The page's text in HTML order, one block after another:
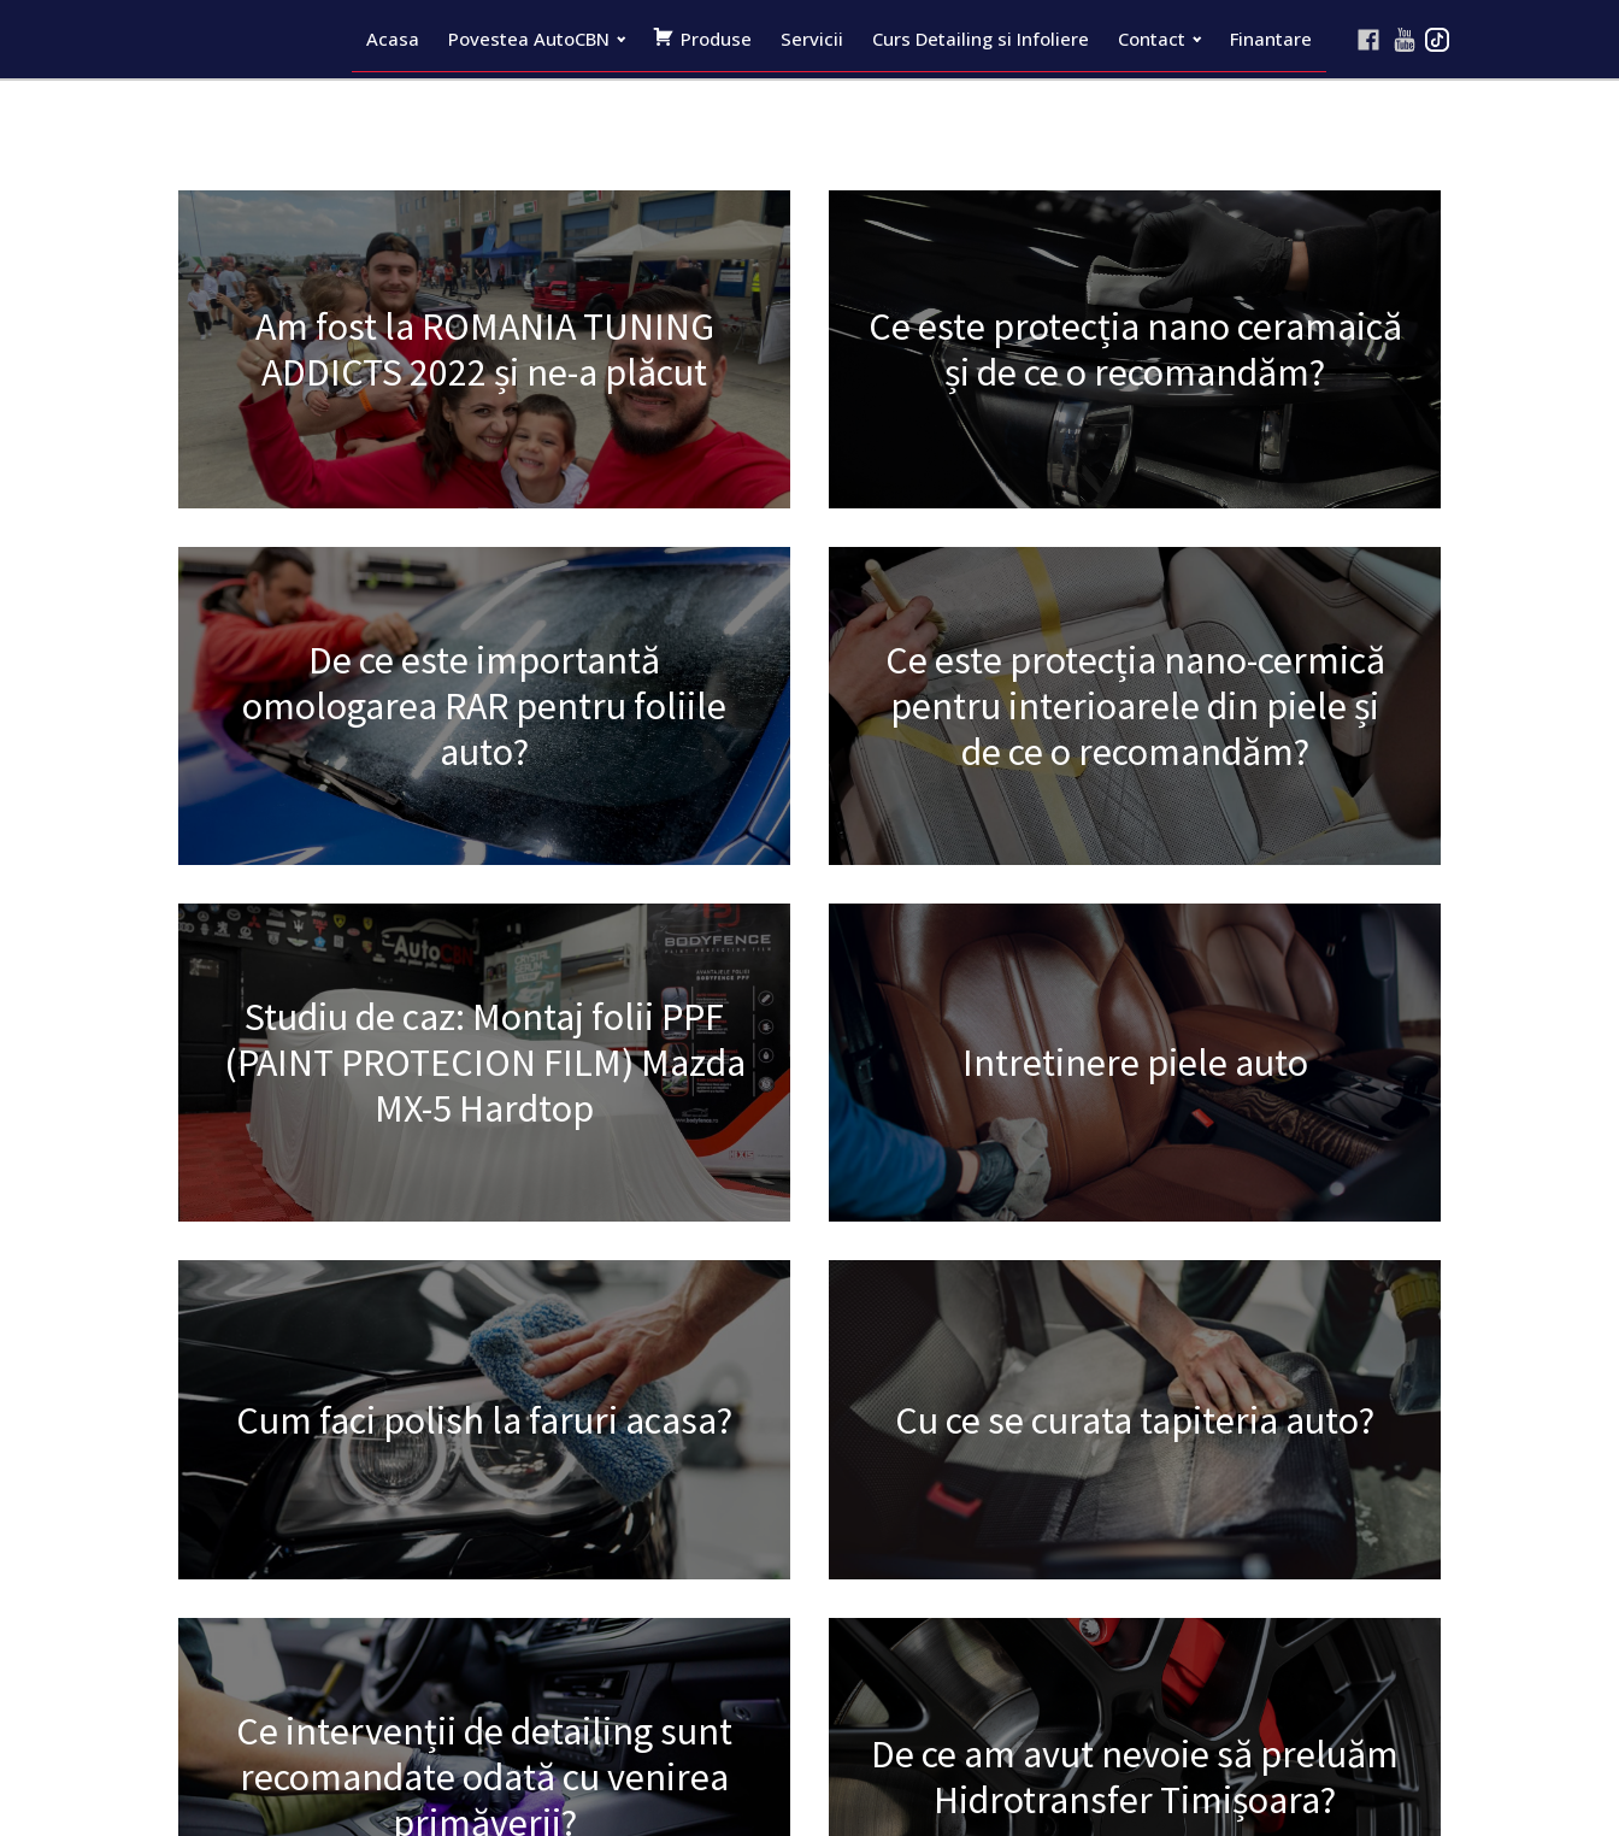
Acasa Povestea AutoCBN Produse Servicii Curs Detailing si Infoliere Contact Finantare
Am fost la ROMANIA TUNING
ADDICTS 2022 și ne-a plăcut
Ce este protecția nano ceramaică
și de ce o recomandăm?
De ce este importantă
omologarea RAR pentru foliile
auto?
Ce este protecția nano-cermică
pentru interioarele din piele și
de ce o recomandăm?
Studiu de caz: Montaj folii PPF
(PAINT PROTECION FILM) Mazda
MX-5 Hardtop
Intretinere piele auto
Cum faci polish la faruri acasa? Cu ce se curata tapiteria auto?
Ce intervenții de detailing sunt
recomandate odată cu venirea
primăverii?
De ce am avut nevoie să preluăm
Hidrotransfer Timișoara?